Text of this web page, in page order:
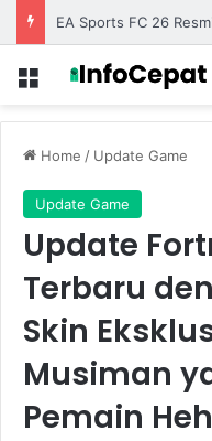
Menu
Home / Update Game
Update Game
Update
Terbaru
Skin
Musiman
Pemain